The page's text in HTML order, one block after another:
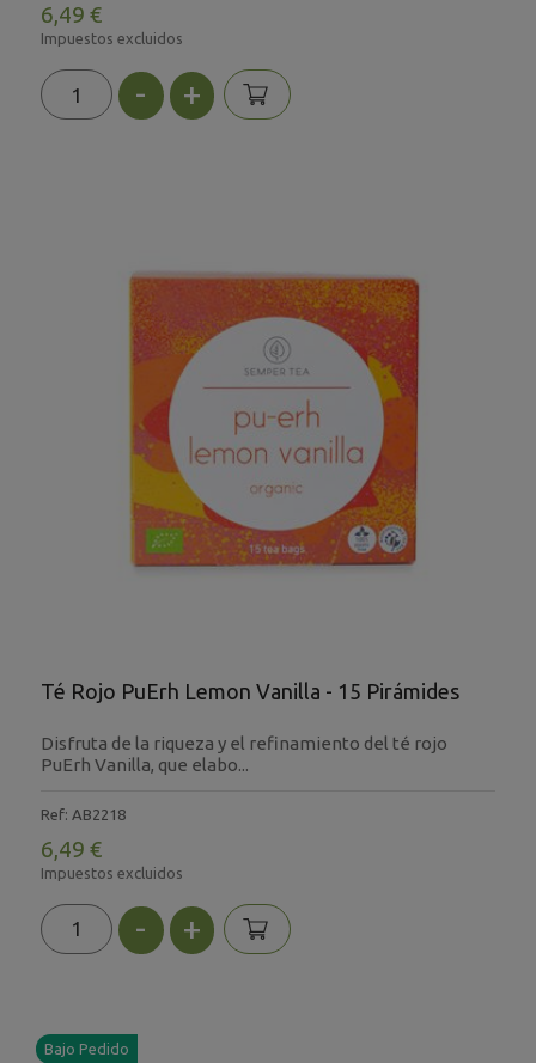
6,49 €
Impuestos excluidos
- +
Té Rojo PuErh Lemon Vanilla - 15 Pirámides
Disfruta de la riqueza y el refinamiento del té rojo
PuErh Vanilla, que elabo...
Ref: AB2218
6,49 €
Impuestos excluidos
- +
Bajo Pedido